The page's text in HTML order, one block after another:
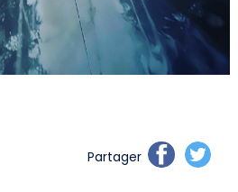
Partager